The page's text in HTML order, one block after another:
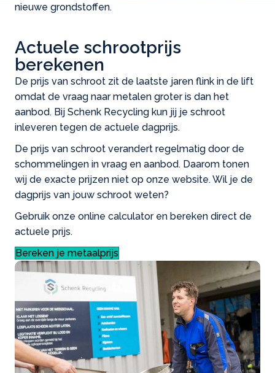
nieuwe grondstoffen.
Actuele schrootprijs
berekenen
De prijs van schroot zit de laatste jaren flink in de lift
omdat de vraag naar metalen groter is dan het
aanbod. Bij Schenk Recycling kun jij je schroot
inleveren tegen de actuele dagprijs.
De prijs van schroot verandert regelmatig door de
schommelingen in vraag en aanbod. Daarom tonen
wij de exacte prijzen niet op onze website. Wil je de
dagprijs van jouw schroot weten?
Gebruik onze online calculator en bereken direct de
actuele prijs.
Bereken je metaalprijs